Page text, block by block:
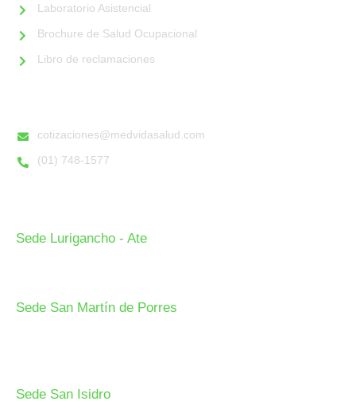
Sede Lurigancho - Ate
Sede San Martín de Porres
Sede San Isidro
Laboratorio Asistencial
Brochure de Salud Ocupacional
Libro de reclamaciones
cotizaciones@medvidasalud.com
(01) 748-1577